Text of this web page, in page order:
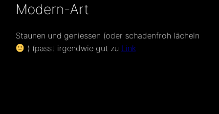
Modern-Art
Staunen und geniessen (oder schadenfroh lächeln
) (passt irgendwie gut zu Link